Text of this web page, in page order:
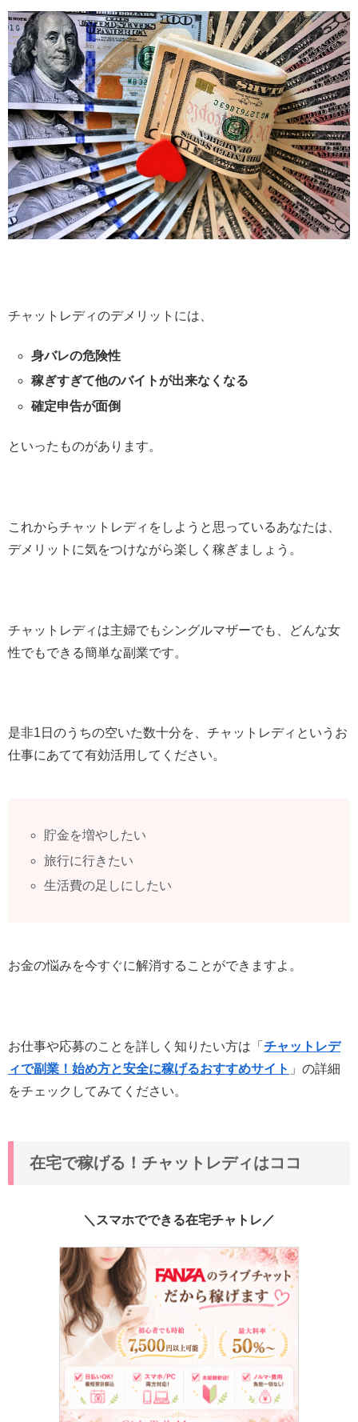
チャットレディのデメリットには、
身バレの危険性
稼ぎすぎて他のバイトが出来なくなる
確定申告が面倒
といったものがあります。
これからチャットレディをしようと思っているあなたは、
デメリットに気をつけながら楽しく稼ぎましょう。
チャットレディは主婦でもシングルマザーでも、どんな女
性でもできる簡単な副業です。
是非1日のうちの空いた数十分を、チャットレディというお
仕事にあてて有効活用してください。
貯金を増やしたい
旅行に行きたい
生活費の足しにしたい
お金の悩みを今すぐに解消することができますよ。
お仕事や応募のことを詳しく知りたい方は「 チャットレデ
ィで副業！始め方と安全に稼げるおすすめサイト 」の詳細
をチェックしてみてください。
在宅で稼げる！チャットレディはココ
＼スマホでできる在宅チャトレ／